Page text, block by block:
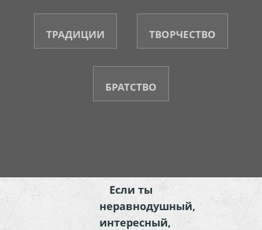
ТРАДИЦИИ ТВОРЧЕСТВО
БРАТСТВО
Если ты
неравнодушный,
интересный,